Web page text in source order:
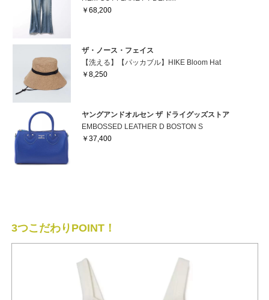
￥68,200
ザ・ノース・フェイス
【洗える】【パッカブル】HIKE Bloom Hat
￥8,250
ヤングアンドオルセン ザ ドライグッズストア
EMBOSSED LEATHER D BOSTON S
￥37,400
3つこだわりPOINT！